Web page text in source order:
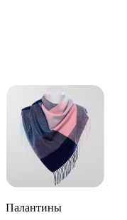
Палантины